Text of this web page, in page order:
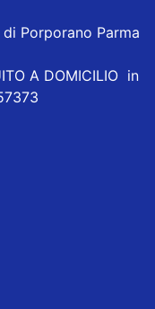
Porporano Parma
A DOMICILIO in